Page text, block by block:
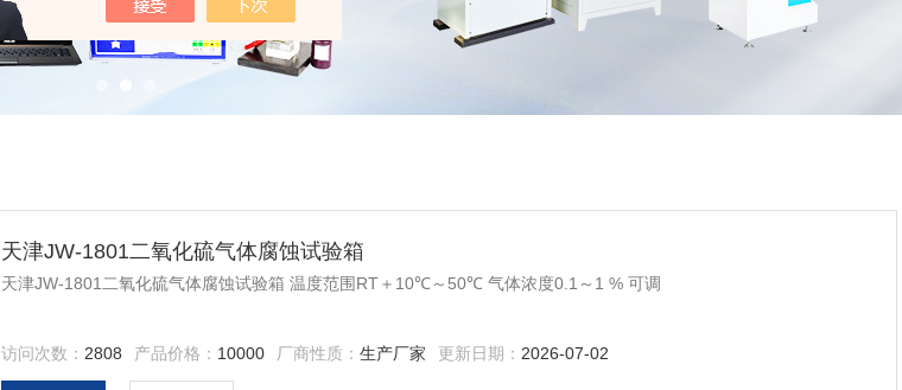
天津JW-1801二氧化硫气体腐蚀试验箱
天津JW-1801二氧化硫气体腐蚀试验箱 温度范围RT＋10℃～50℃ 气体浓度0.1～1 % 可调
访问次数： 2808 产品价格： 10000 厂商性质： 生产厂家 更新日期： 2026-07-02